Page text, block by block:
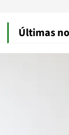
Últimas